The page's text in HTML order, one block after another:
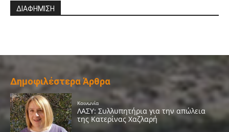
ΔΙΑΦΗΜΙΣΗ
Δημοφιλέστερα Άρθρα